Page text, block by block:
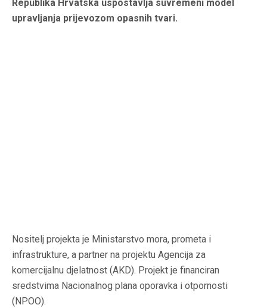
Republika Hrvatska uspostavlja suvremeni model
upravljanja prijevozom opasnih tvari.
Nositelj projekta je Ministarstvo mora, prometa i
infrastrukture, a partner na projektu Agencija za
komercijalnu djelatnost (AKD). Projekt je financiran
sredstvima Nacionalnog plana oporavka i otpornosti
(NPOO).